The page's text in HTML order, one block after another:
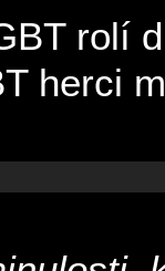
rolí
herci